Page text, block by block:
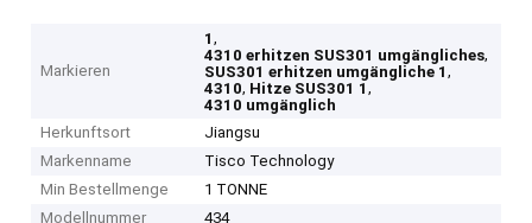
Markieren
1,
4310 erhitzen SUS301 umgängliches,
SUS301 erhitzen umgängliche 1,
4310, Hitze SUS301 1,
4310 umgänglich
Herkunftsort
Jiangsu
Markenname
Tisco Technology
Min Bestellmenge
1 TONNE
Modellnummer
434